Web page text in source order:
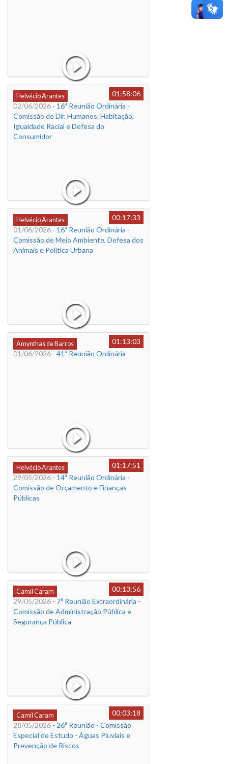
Helvécio Arantes
01:58:06
02/06/2026 - 16ª Reunião Ordinária -
Comissão de Dir. Humanos, Habitação,
Igualdade Racial e Defesa do
Consumidor
Helvécio Arantes
00:17:33
01/06/2026 - 16ª Reunião Ordinária -
Comissão de Meio Ambiente, Defesa dos
Animais e Política Urbana
Amynthas de Barros
01:13:03
01/06/2026 - 41ª Reunião Ordinária
Helvécio Arantes
01:17:51
29/05/2026 - 14ª Reunião Ordinária -
Comissão de Orçamento e Finanças
Públicas
Camil Caram
00:13:56
29/05/2026 - 7ª Reunião Extraordinária -
Comissão de Administração Pública e
Segurança Pública
Camil Caram
00:03:18
28/05/2026 - 26ª Reunião - Comissão
Especial de Estudo - Águas Pluviais e
Prevenção de Riscos